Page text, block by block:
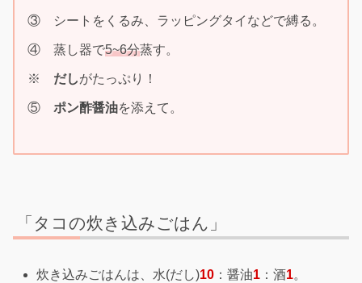
③ シートをくるみ、ラッピングタイなどで縛る。
④ 蒸し器で5~6分蒸す。
※ だしがたっぷり！
⑤ ポン酢醤油を添えて。
「タコの炊き込みごはん」
炊き込みごはんは、水(だし)10 ：醤油1 ：酒1。